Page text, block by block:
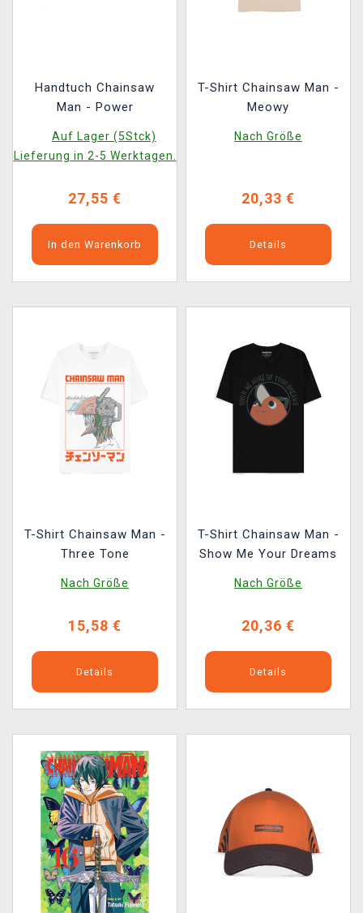
Handtuch Chainsaw
Man - Power
Auf Lager (5Stck)
Lieferung in 2-5 Werktagen.
27,55 €
In den Warenkorb
T-Shirt Chainsaw Man -
Meowy
Nach Größe
20,33 €
Details
T-Shirt Chainsaw Man -
Three Tone
Nach Größe
15,58 €
Details
T-Shirt Chainsaw Man -
Show Me Your Dreams
Nach Größe
20,36 €
Details